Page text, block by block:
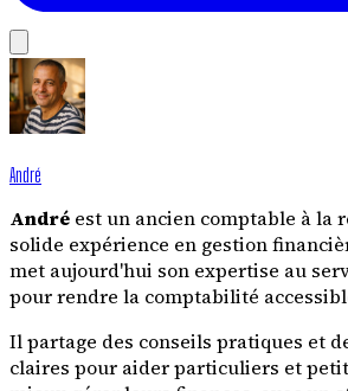
André
André est un ancien comptable à la
solide expérience en gestion
met aujourd'hui son expertise au
pour rendre la comptabilité
Il partage des conseils pratiques et
claires pour aider particuliers et